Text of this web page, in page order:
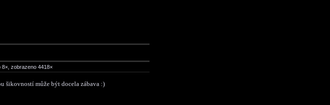
8×, zobrazeno 4418×
šikovností může být docela zábava :)